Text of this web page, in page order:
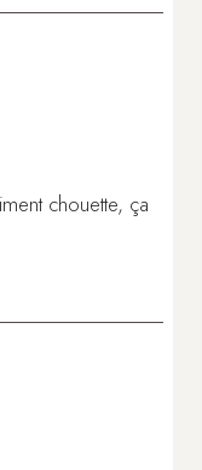
chouette, ça